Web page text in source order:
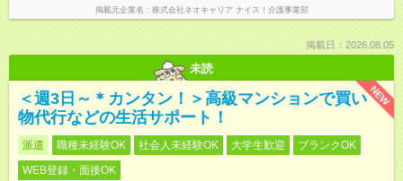
掲載元企業名 株式会社ネオキャリア ナイス！介護事業部
掲載日：2026.08.05
未読
NEW
＜週3日～＊カンタン！＞高級マンションで買い
物代行などの生活サポート！
派遣 職種未経験OK 社会人未経験OK 大学生歓迎
ブランクOK
WEB登録・面接OK